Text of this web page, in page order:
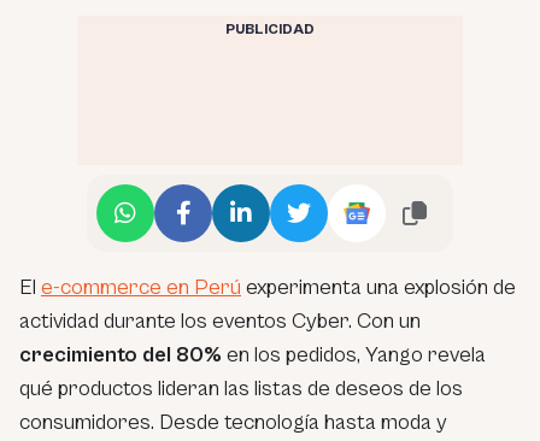
PUBLICIDAD
El e-commerce en Perú experimenta una explosión de
actividad durante los eventos Cyber. Con un
crecimiento del 80% en los pedidos, Yango revela
qué productos lideran las listas de deseos de los
consumidores. Desde tecnología hasta moda y